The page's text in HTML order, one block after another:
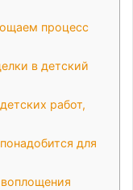
процесс
в детский
работ,
для